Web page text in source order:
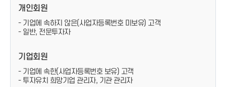
개인회원
- 기업에 속하지 않은(사업자등록번호 미보유) 고객
- 일반, 전문투자자
기업회원
- 기업에 속한(사업자등록번호 보유) 고객
- 투자유치 희망기업 관리자, 기관 관리자